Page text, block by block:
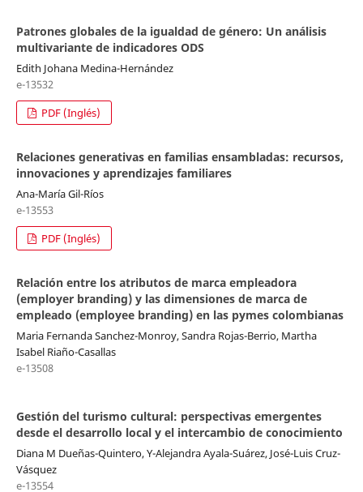
Patrones globales de la igualdad de género: Un análisis
multivariante de indicadores ODS
Edith Johana Medina-Hernández
e-13532
PDF (Inglés)
Relaciones generativas en familias ensambladas: recursos,
innovaciones y aprendizajes familiares
Ana-María Gil-Ríos
e-13553
PDF (Inglés)
Relación entre los atributos de marca empleadora
(employer branding) y las dimensiones de marca de
empleado (employee branding) en las pymes colombianas
Maria Fernanda Sanchez-Monroy, Sandra Rojas-Berrio, Martha
Isabel Riaño-Casallas
e-13508
Gestión del turismo cultural: perspectivas emergentes
desde el desarrollo local y el intercambio de conocimiento
Diana M Dueñas-Quintero, Y-Alejandra Ayala-Suárez, José-Luis Cruz-
Vásquez
e-13554